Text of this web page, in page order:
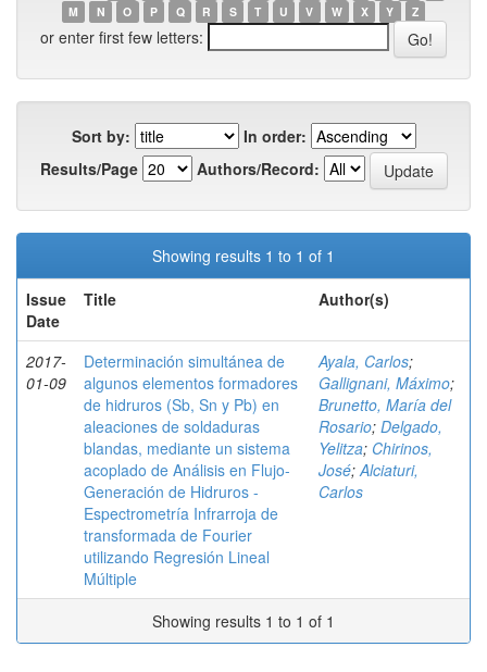
M
N O P Q R S T U V W X Y Z
or enter first few letters:
Sort by:
In order:
Results/Page
Authors/Record:
Showing results 1 to 1 of 1
Issue
Date
Title Author(s)
2017-
01-09
Determinación simultánea de
algunos elementos formadores
de hidruros (Sb, Sn y Pb) en
aleaciones de soldaduras
blandas, mediante un sistema
acoplado de Análisis en Flujo-
Generación de Hidruros -
Espectrometría Infrarroja de
transformada de Fourier
utilizando Regresión Lineal
Múltiple
Ayala, Carlos;
Gallignani, Máximo;
Brunetto, María del
Rosario; Delgado,
Yelitza; Chirinos,
José;Alciaturi,
Carlos
Showing results 1 to 1 of 1